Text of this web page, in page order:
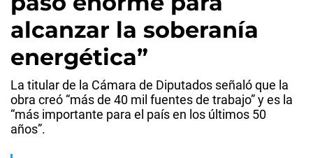
alcanzar la soberanía
energética”
La titular de la Cámara de Diputados señaló que la
obra creó “más de 40 mil fuentes de trabajo” y es la
“más importante para el país en los últimos 50
años”.